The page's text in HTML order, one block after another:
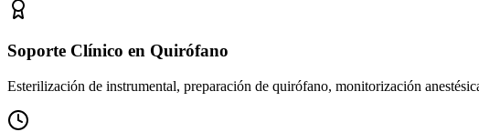
Soporte Clínico en Quirófano
Esterilización de instrumental, preparación de quirófano, monitorización